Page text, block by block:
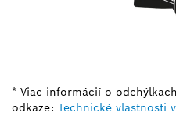
* Viac informácií o
odkaze: Technické vlastnosti